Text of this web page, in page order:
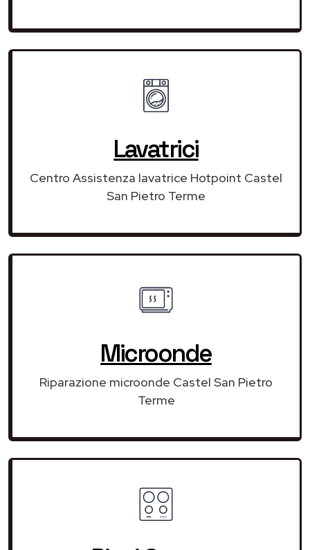
Lavatrici
Centro Assistenza lavatrice Hotpoint Castel
San Pietro Terme
Microonde
Riparazione microonde Castel San Pietro
Terme